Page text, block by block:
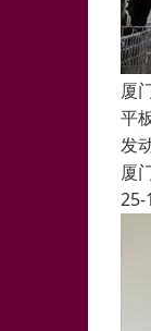
厦
平
发
厦
25-